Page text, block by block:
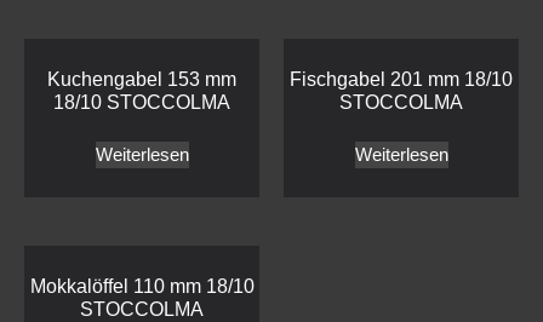
Kuchengabel 153 mm
18/10 STOCCOLMA
Weiterlesen
Fischgabel 201 mm 18/10
STOCCOLMA
Weiterlesen
Mokkalöffel 110 mm 18/10
STOCCOLMA